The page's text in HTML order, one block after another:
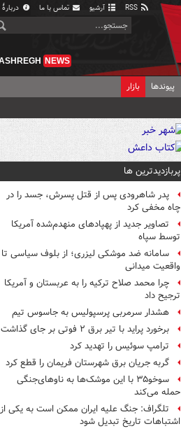
آرشیو تماس با ما دربارهٔ
NEWS
پیوندها بازار
پربازدیدترین ها
پدر شاهرودی پس از قتل پسرش، جسد را در
چاه مخفی کرد
تصاویر جدید از پهپادهای منهدم‌شده آمریکا
توسط سپاه
سامانه ضد موشکی لیزری؛ از بلوف سیاسی تا
واقعیت میدانی
چرا محمد صلاح ترکیه را به عربستان و آمریکا
ترجیح داد
هشدار سرمربی پرسپولیس به جاسوس تیم
برخورد پراید با تیر برق ۲ فوتی بر جای گذاشت
ترامپ سوئیس را تهدید کرد
گربه جریان برق شهرستان فریمان را قطع کرد
سوخو۳۵ با این موشک‌ها به ناوهای‌جنگی
حمله می‌کند
تلگراف: جنگ علیه ایران ممکن است به یکی از
اشتباهات تاریخ تبدیل شود